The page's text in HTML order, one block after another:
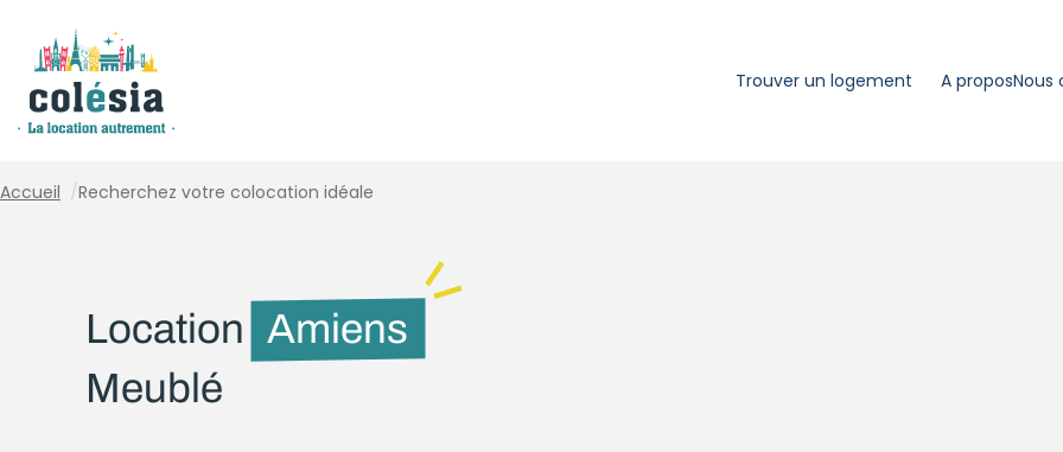
Trouver un logement A proposNous
Accueil /Recherchez votre colocation idéale
Location Amiens
Meublé